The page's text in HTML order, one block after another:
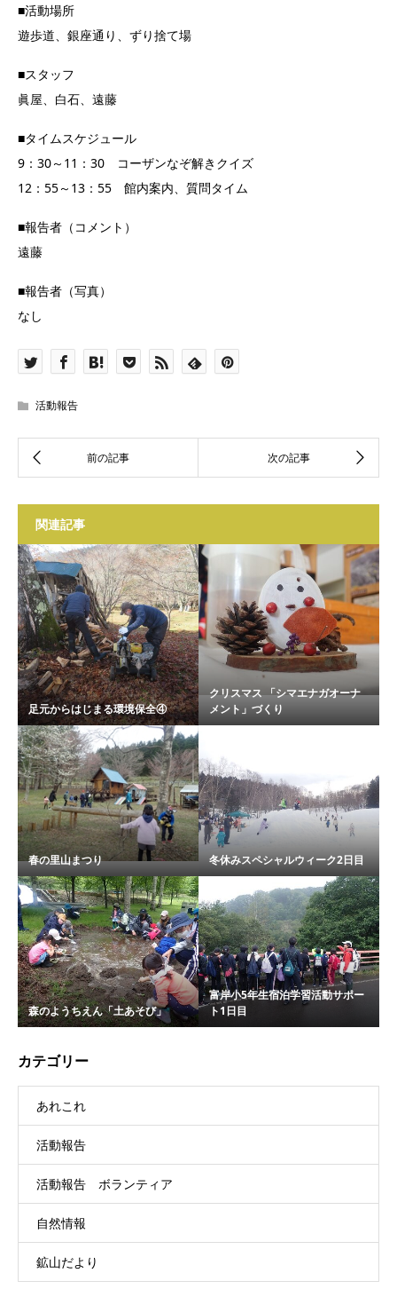
■活動場所
遊歩道、銀座通り、ずり捨て場
■スタッフ
眞屋、白石、遠藤
■タイムスケジュール
9：30～11：30 コーザンなぞ解きクイズ
12：55～13：55 館内案内、質問タイム
■報告者（コメント）
遠藤
■報告者（写真）
なし
活動報告
関連記事
足元からはじまる環境保全④
クリスマス 「シマエナガオーナ
メント」づくり
春の里山まつり 冬休みスペシャルウィーク2日目
森のようちえん「土あそび」
富岸小5年生宿泊学習活動サポー
ト1日目
カテゴリー
あれこれ
活動報告
活動報告 ボランティア
自然情報
鉱山だより